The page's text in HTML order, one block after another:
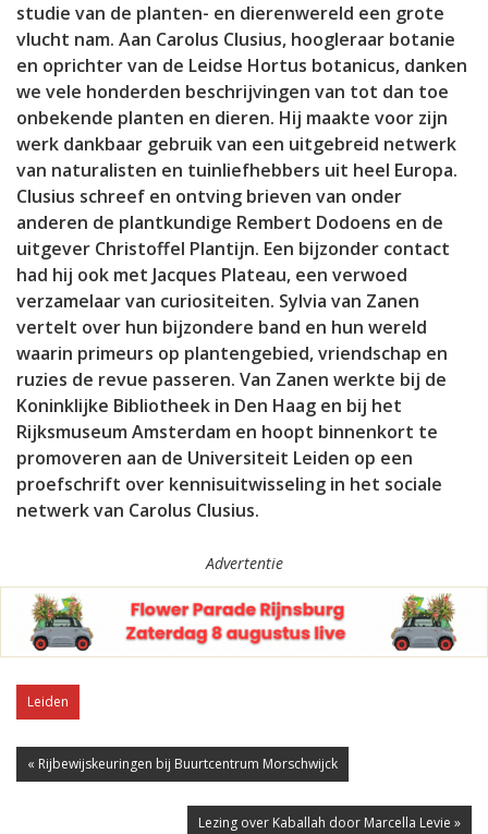
studie van de planten- en dierenwereld een grote
vlucht nam. Aan Carolus Clusius, hoogleraar botanie
en oprichter van de Leidse Hortus botanicus, danken
we vele honderden beschrijvingen van tot dan toe
onbekende planten en dieren. Hij maakte voor zijn
werk dankbaar gebruik van een uitgebreid netwerk
van naturalisten en tuinliefhebbers uit heel Europa.
Clusius schreef en ontving brieven van onder
anderen de plantkundige Rembert Dodoens en de
uitgever Christoffel Plantijn. Een bijzonder contact
had hij ook met Jacques Plateau, een verwoed
verzamelaar van curiositeiten. Sylvia van Zanen
vertelt over hun bijzondere band en hun wereld
waarin primeurs op plantengebied, vriendschap en
ruzies de revue passeren. Van Zanen werkte bij de
Koninklijke Bibliotheek in Den Haag en bij het
Rijksmuseum Amsterdam en hoopt binnenkort te
promoveren aan de Universiteit Leiden op een
proefschrift over kennisuitwisseling in het sociale
netwerk van Carolus Clusius.
Advertentie
Leiden
« Rijbewijskeuringen bij Buurtcentrum Morschwijck
Lezing over Kaballah door Marcella Levie »